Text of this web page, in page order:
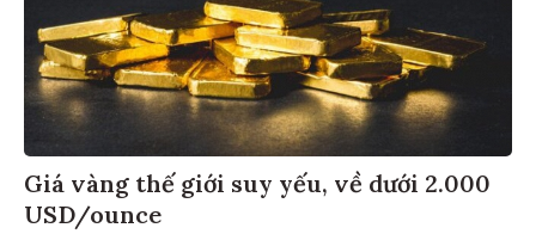
Giá vàng thế giới suy yếu, về dưới 2.000
USD/ounce